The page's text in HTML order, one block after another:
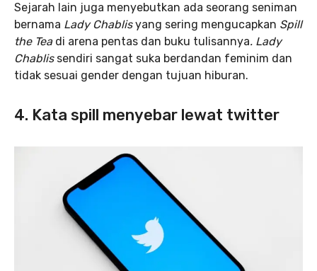
Sejarah lain juga menyebutkan ada seorang seniman
bernama Lady Chablisyang sering mengucapkan Spill
the Tea di arena pentas dan buku tulisannya. Lady
Chablis sendiri sangat suka berdandan feminim dan
tidak sesuai gender dengan tujuan hiburan.
4. Kata spill menyebar lewat twitter